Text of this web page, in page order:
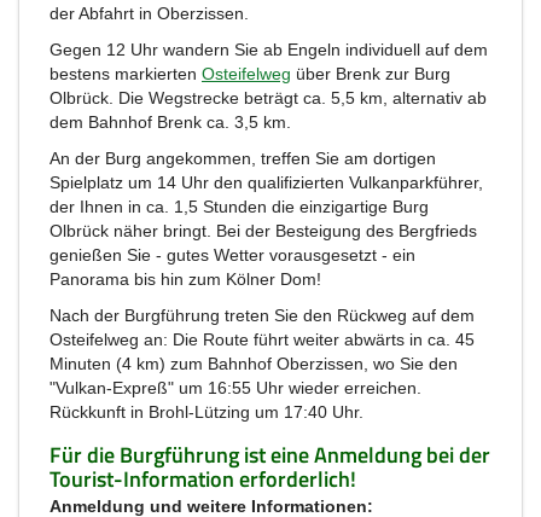
der Abfahrt in Oberzissen.
Gegen 12 Uhr wandern Sie ab Engeln individuell auf dem
bestens markierten Osteifelweg über Brenk zur Burg
Olbrück. Die Wegstrecke beträgt ca. 5,5 km, alternativ ab
dem Bahnhof Brenk ca. 3,5 km.
An der Burg angekommen, treffen Sie am dortigen
Spielplatz um 14 Uhr den qualifizierten Vulkanparkführer,
der Ihnen in ca. 1,5 Stunden die einzigartige Burg
Olbrück näher bringt. Bei der Besteigung des Bergfrieds
genießen Sie - gutes Wetter vorausgesetzt - ein
Panorama bis hin zum Kölner Dom!
Nach der Burgführung treten Sie den Rückweg auf dem
Osteifelweg an: Die Route führt weiter abwärts in ca. 45
Minuten (4 km) zum Bahnhof Oberzissen, wo Sie den
"Vulkan-Expreß" um 16:55 Uhr wieder erreichen.
Rückkunft in Brohl-Lützing um 17:40 Uhr.
Für die Burgführung ist eine Anmeldung bei der
Tourist-Information erforderlich!
Anmeldung und weitere Informationen: